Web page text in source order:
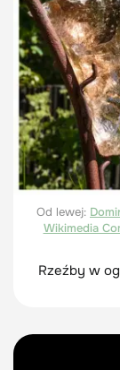
Od lewej:
Wikimedia
Rzeźby w